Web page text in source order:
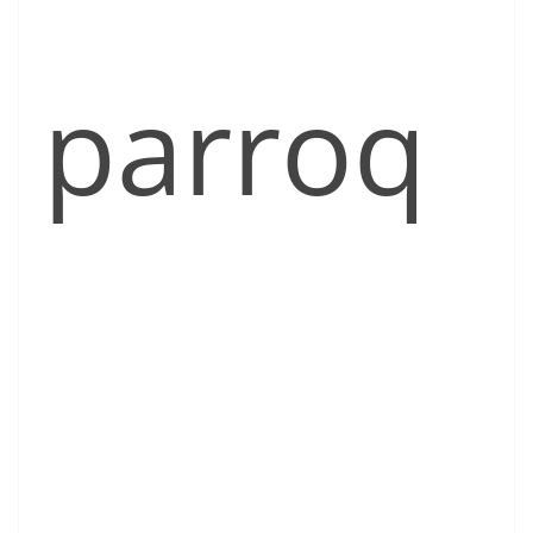
parroq